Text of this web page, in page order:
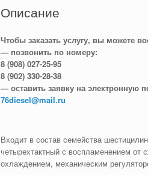
Описание
Чтобы заказать услугу, вы можете
— позвонить по номеру:
8 (908) 027-25-95
8 (902) 330-28-38
— оставить заявку на электронную
76diesel@mail.ru
Входит в состав семейства
четырехтактный с воспламенением от
охлаждением, механическим